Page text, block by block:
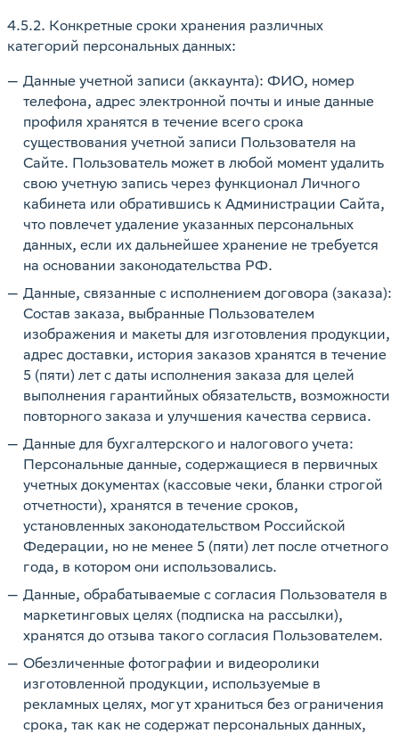
4.5.2. Конкретные сроки хранения различных
категорий персональных данных:
Данные учетной записи (аккаунта): ФИО, номер
телефона, адрес электронной почты и иные данные
профиля хранятся в течение всего срока
существования учетной записи Пользователя на
Сайте. Пользователь может в любой момент удалить
свою учетную запись через функционал Личного
кабинета или обратившись к Администрации Сайта,
что повлечет удаление указанных персональных
данных, если их дальнейшее хранение не требуется
на основании законодательства РФ.
Данные, связанные с исполнением договора (заказа):
Состав заказа, выбранные Пользователем
изображения и макеты для изготовления продукции,
адрес доставки, история заказов хранятся в течение
5 (пяти) лет с даты исполнения заказа для целей
выполнения гарантийных обязательств, возможности
повторного заказа и улучшения качества сервиса.
Данные для бухгалтерского и налогового учета:
Персональные данные, содержащиеся в первичных
учетных документах (кассовые чеки, бланки строгой
отчетности), хранятся в течение сроков,
установленных законодательством Российской
Федерации, но не менее 5 (пяти) лет после отчетного
года, в котором они использовались.
Данные, обрабатываемые с согласия Пользователя в
маркетинговых целях (подписка на рассылки),
хранятся до отзыва такого согласия Пользователем.
Обезличенные фотографии и видеоролики
изготовленной продукции, используемые в
рекламных целях, могут храниться без ограничения
срока, так как не содержат персональных данных,